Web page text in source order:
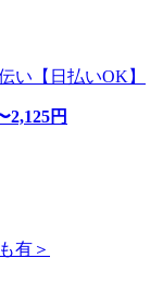
い【日払いOK】
2,125円
有＞